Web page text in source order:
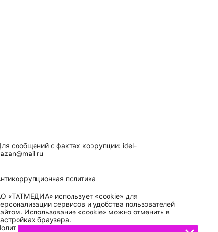
сообщений о фактах коррупции: idel-
политика
«ТАТМЕДИА» использует «cookie» для
сервисов и удобства пользователей
Использование «cookie» можно отменить в
браузера.
конфиденциальности